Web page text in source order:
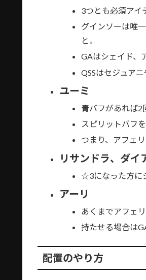
3つとも必須アイ
グインソーは唯
と。
GAはシェイド、
QSSはセジュア
ユーミ
青バフがあれば2
スピリットバフ
つまり、アフェ
リサンドラ、ダイ
☆3になった方に
アーリ
あくまでアフェリ
持たせる場合は
配置のやり方